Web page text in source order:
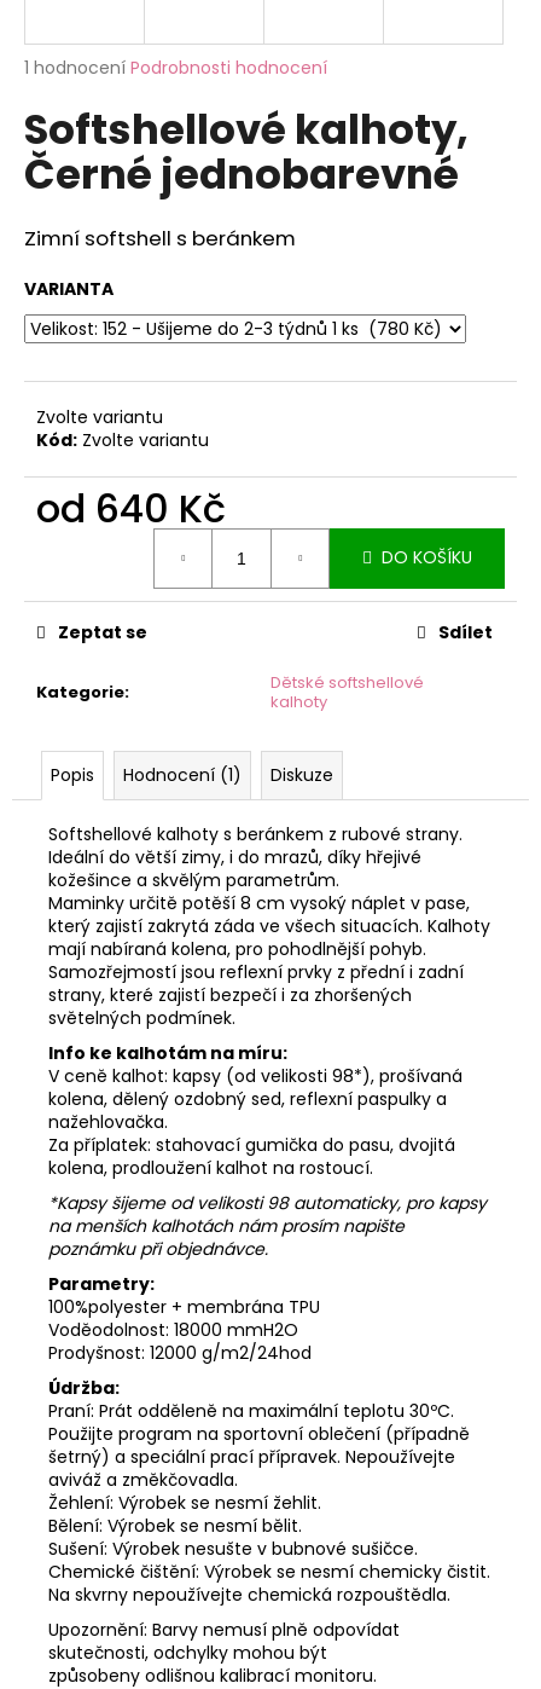
Průměrné
produktu
je
5,0
z
hvězdiček.
1 hodnocení Podrobnosti hodnocení
Softshellové kalhoty,
Černé jednobarevné
Zimní softshell s beránkem
VARIANTA
Zvolte variantu
Kód: Zvolte variantu
od 640 Kč
DO KOŠÍKU
Kategorie:
Dětské softshellové
kalhoty
Zeptat se Sdílet
Popis Hodnocení (1) Diskuze
Softshellové kalhoty s beránkem z rubové strany.
Ideální do větší zimy, i do mrazů, díky hřejivé
kožešince a skvělým parametrům.
Maminky určitě potěší 8 cm vysoký náplet v pase,
který zajistí zakrytá záda ve všech situacích. Kalhoty
mají nabíraná kolena, pro pohodlnější pohyb.
Samozřejmostí jsou reflexní prvky z přední i zadní
strany, které zajistí bezpečí i za zhoršených
světelných podmínek.
Info ke kalhotám na míru:
V ceně kalhot: kapsy (od velikosti 98*), prošívaná
kolena, dělený ozdobný sed, reflexní paspulky a
nažehlovačka.
Za příplatek: stahovací gumička do pasu, dvojitá
kolena, prodloužení kalhot na rostoucí.
*Kapsy šijeme od velikosti 98 automaticky, pro kapsy
na menších kalhotách nám prosím napište
poznámku při objednávce.
Parametry:
100%polyester + membrána TPU
Voděodolnost: 18000 mmH2O
Prodyšnost: 12000 g/m2/24hod
Údržba:
Praní: Prát odděleně na maximální teplotu 30ºC.
Použijte program na sportovní oblečení (případně
šetrný) a speciální prací přípravek. Nepoužívejte
aviváž a změkčovadla.
Žehlení: Výrobek se nesmí žehlit.
Bělení: Výrobek se nesmí bělit.
Sušení: Výrobek nesušte v bubnové sušičce.
Chemické čištění: Výrobek se nesmí chemicky čistit.
Na skvrny nepoužívejte chemická rozpouštědla.
Upozornění: Barvy nemusí plně odpovídat
skutečnosti, odchylky mohou být
způsobeny odlišnou kalibrací monitoru.
j
t
?
D
o
p
u
j
e
e